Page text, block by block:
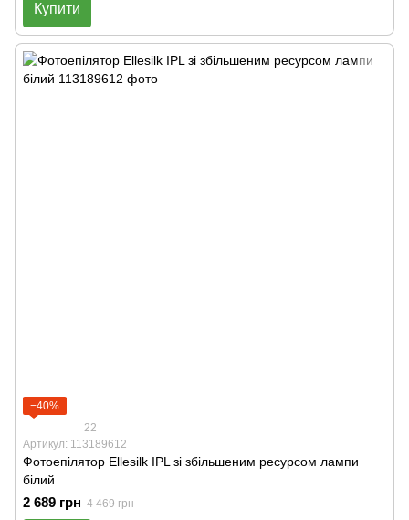
Купити
−40%
22
Артикул: 113189612
Фотоепілятор Ellesilk IPL зі збільшеним ресурсом лампи
білий
2 689 грн 4 469 грн